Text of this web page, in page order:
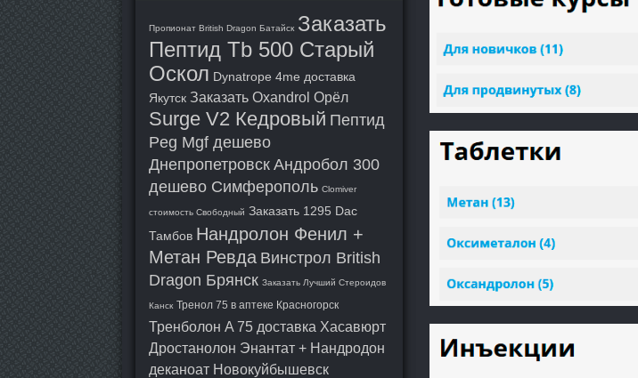
Пропионат British Dragon Батайск Заказать
Пептид Tb 500 Старый
Оскол Dynatrope 4me доставка
Якутск Заказать Oxandrol Орёл
Surge V2 Кедровый Пептид
Peg Mgf дешево
Днепропетровск Андробол 300
дешево Симферополь Clomiver
стоимость Свободный Заказать 1295 Dac
Тамбов Нандролон Фенил +
Метан Ревда Винстрол British
Dragon Брянск Заказать Лучший Стероидов
Канск Тренол 75 в аптеке Красногорск
Тренболон A 75 доставка Хасавюрт
Дростанолон Энантат + Нандродон
деканоат Новокуйбышевск